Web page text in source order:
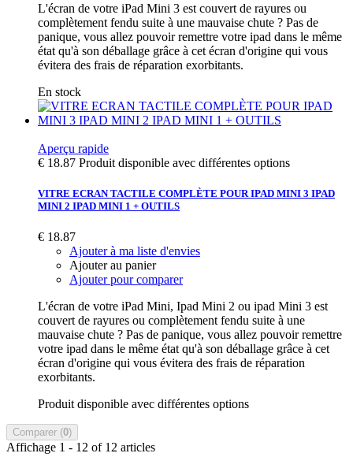
L'écran de votre iPad Mini 3 est couvert de rayures ou
complètement fendu suite à une mauvaise chute ? Pas de
panique, vous allez pouvoir remettre votre ipad dans le même
état qu'à son déballage grâce à cet écran d'origine qui vous
évitera des frais de réparation exorbitants.
En stock
Aperçu rapide
€ 18.87 Produit disponible avec différentes options
VITRE ECRAN TACTILE COMPLÈTE POUR IPAD MINI 3 IPAD
MINI 2 IPAD MINI 1 + OUTILS
€ 18.87
Ajouter à ma liste d'envies
Ajouter au panier
Ajouter pour comparer
L'écran de votre iPad Mini, Ipad Mini 2 ou ipad Mini 3 est
couvert de rayures ou complètement fendu suite à une
mauvaise chute ? Pas de panique, vous allez pouvoir remettre
votre ipad dans le même état qu'à son déballage grâce à cet
écran d'origine qui vous évitera des frais de réparation
exorbitants.
Produit disponible avec différentes options
Comparer (0)
Affichage 1 - 12 of 12 articles